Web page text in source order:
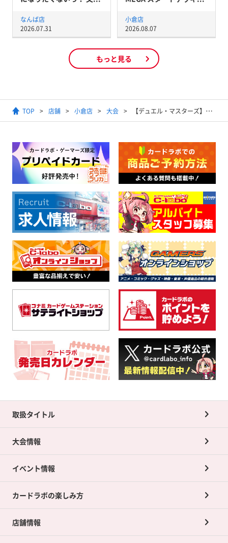
小倉店
2026.08.07
なんば店
2026.07.31
もっと見る
TOP 店舗 小倉店 大会 【デュエル・マスターズ】#デュエ募交流会
取扱タイトル
大会情報
イベント情報
カードラボの楽しみ方
店舗情報